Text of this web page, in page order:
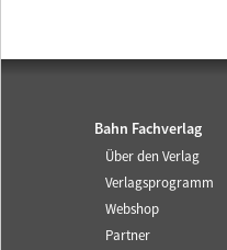
Bahn Fachverlag
Über den Verlag
Verlagsprogramm
Webshop
Partner